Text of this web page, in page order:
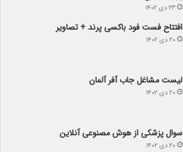
۲۳ دی ۱۴۰۲
افتتاح فست فود باکسی پرند + تصاویر
۲۰ دی ۱۴۰۲
لیست مشاغل جاب آفر آلمان
۲۰ دی ۱۴۰۲
سوال پزشکی از هوش مصنوعی آنلاین
۲۰ دی ۱۴۰۲